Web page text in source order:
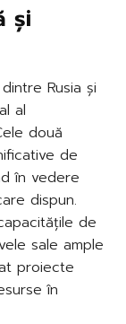
și
Rusia și
al
două
de
în vedere
dispun.
de
sale ample
proiecte
în